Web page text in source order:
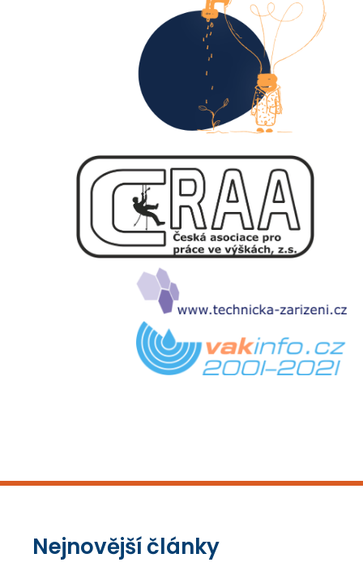
Nejnovější články